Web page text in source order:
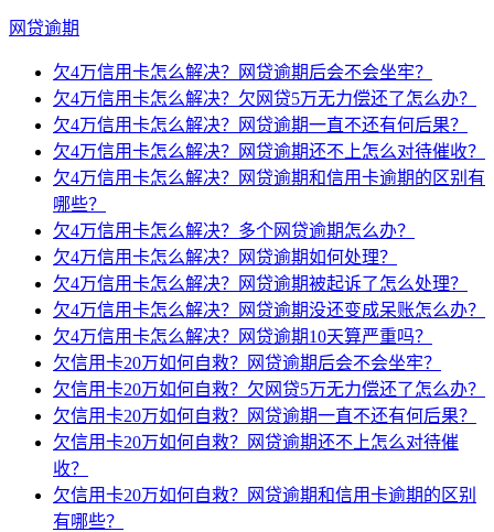
网贷逾期
欠4万信用卡怎么解决？网贷逾期后会不会坐牢？
欠4万信用卡怎么解决？欠网贷5万无力偿还了怎么办？
欠4万信用卡怎么解决？网贷逾期一直不还有何后果？
欠4万信用卡怎么解决？网贷逾期还不上怎么对待催收？
欠4万信用卡怎么解决？网贷逾期和信用卡逾期的区别有
哪些？
欠4万信用卡怎么解决？多个网贷逾期怎么办？
欠4万信用卡怎么解决？网贷逾期如何处理？
欠4万信用卡怎么解决？网贷逾期被起诉了怎么处理？
欠4万信用卡怎么解决？网贷逾期没还变成呆账怎么办？
欠4万信用卡怎么解决？网贷逾期10天算严重吗？
欠信用卡20万如何自救？网贷逾期后会不会坐牢？
欠信用卡20万如何自救？欠网贷5万无力偿还了怎么办？
欠信用卡20万如何自救？网贷逾期一直不还有何后果？
欠信用卡20万如何自救？网贷逾期还不上怎么对待催
收？
欠信用卡20万如何自救？网贷逾期和信用卡逾期的区别
有哪些？